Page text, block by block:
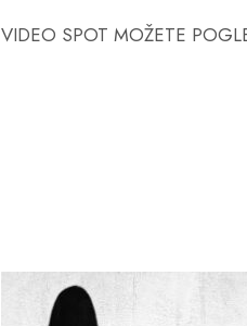
VIDEO SPOT MOŽETE